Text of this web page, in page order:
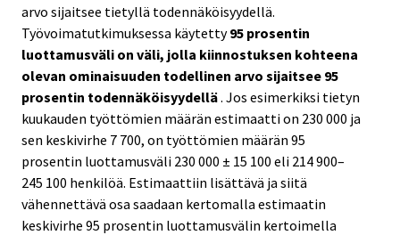
arvo sijaitsee tietyllä todennäköisyydellä.
Työvoimatutkimuksessa käytetty95 prosentin
luottamusväli on väli, jolla kiinnostuksen kohteena
olevan ominaisuuden todellinen arvo sijaitsee 95
prosentin todennäköisyydellä. Jos esimerkiksi tietyn
kuukauden työttömien määrän estimaatti on 230 000 ja
sen keskivirhe 7 700, on työttömien määrän 95
prosentin luottamusväli 230 000 ± 15 100 eli 214 900–
245 100 henkilöä. Estimaattiin lisättävä ja siitä
vähennettävä osa saadaan kertomalla estimaatin
keskivirhe 95 prosentin luottamusvälin kertoimella